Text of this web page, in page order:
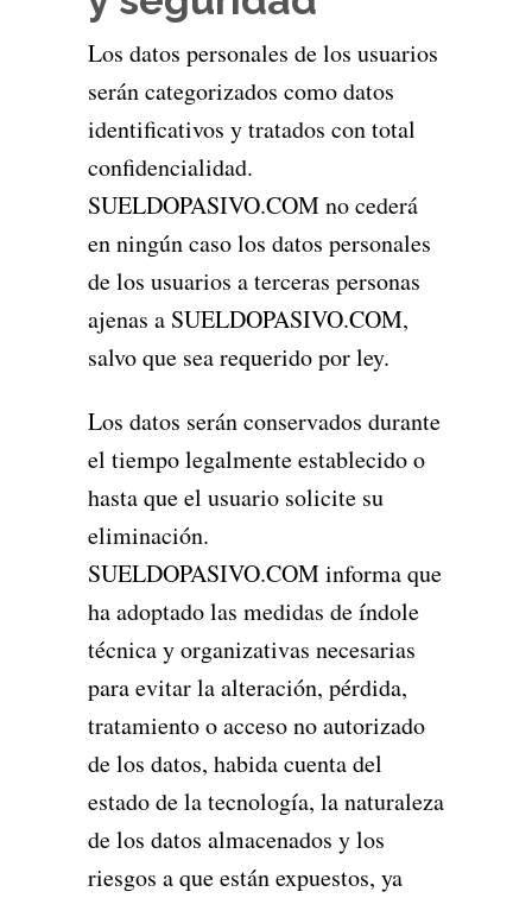
Los datos personales de los usuarios
serán categorizados como datos
identificativos y tratados con total
confidencialidad.
SUELDOPASIVO.COM no cederá
en ningún caso los datos personales
de los usuarios a terceras personas
ajenas a SUELDOPASIVO.COM,
salvo que sea requerido por ley.
Los datos serán conservados durante
el tiempo legalmente establecido o
hasta que el usuario solicite su
eliminación.
SUELDOPASIVO.COM informa que
ha adoptado las medidas de índole
técnica y organizativas necesarias
para evitar la alteración, pérdida,
tratamiento o acceso no autorizado
de los datos, habida cuenta del
estado de la tecnología, la naturaleza
de los datos almacenados y los
riesgos a que están expuestos, ya